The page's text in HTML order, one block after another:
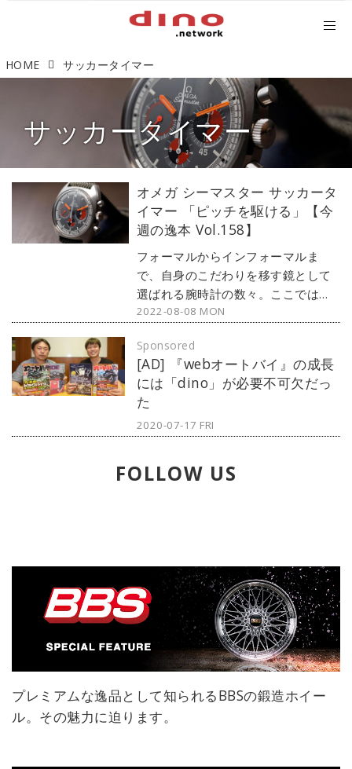
HOME サッカータイマー
サッカータイマー
オメガ シーマスター サッカータ
イマー 「ピッチを駆ける」【今
週の逸本 Vol.158】
フォーマルからインフォーマルま
で、自身のこだわりを移す鏡として
選ばれる腕時計の数々。ここではブ
ランド腕時計専門店・MOON
デルからアンティークまで、見る者
の感性を刺激する1本をセレクト。今
回はオメガのアンティークウォッチ
から、『シーマスター サッカータイ
マー』をご紹介しよう。
2022-08-08 MON
[AD] 『webオートバイ』の成長
には「dino」が必要不可欠だっ
た
Sponsored
2020-07-17 FRI
FOLLOW US
プレミアムな逸品として知られるBBSの鍛造ホイー
ル。その魅力に迫ります。